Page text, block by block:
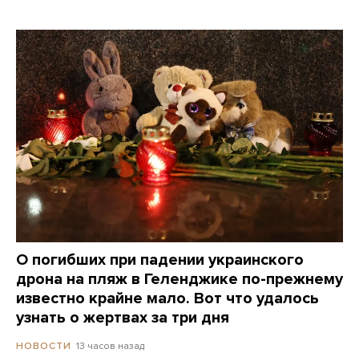
О погибших при падении украинского
дрона на пляж в Геленджике по-прежнему
известно крайне мало. Вот что удалось
узнать о жертвах за три дня
НОВОСТИ 13 часов назад